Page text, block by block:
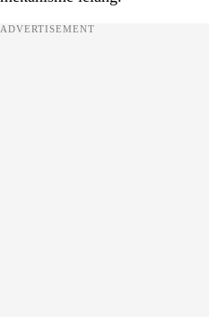
ADVERTISEMENT